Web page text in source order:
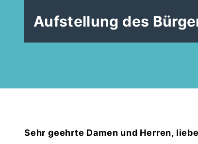
Aufstellung des
Sehr geehrte Damen und Herren,